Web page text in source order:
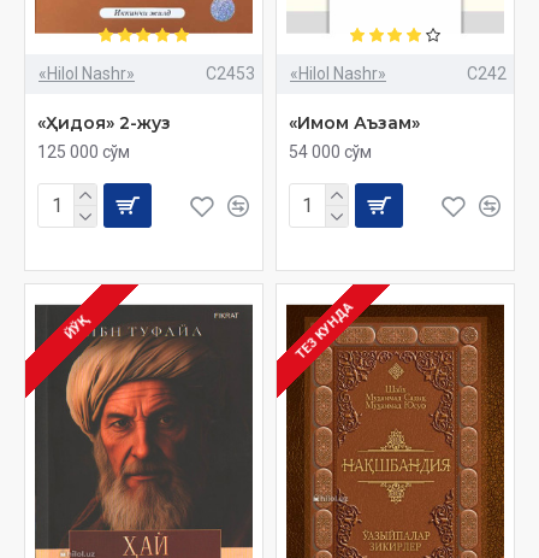
«Hilol Nashr» C2453
«Ҳидоя» 2-жуз
125 000 сўм
«Hilol Nashr» C242
«Имом Аъзам»
54 000 сўм
ЙЎҚ ТЕЗ КУНДА